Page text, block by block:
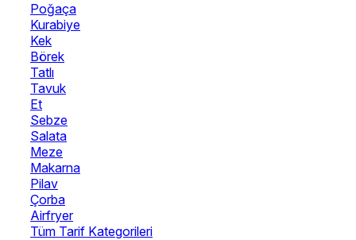
Poğaça
Kurabiye
Kek
Börek
Tatlı
Tavuk
Et
Sebze
Salata
Meze
Makarna
Pilav
Çorba
Airfryer
Tüm Tarif Kategorileri